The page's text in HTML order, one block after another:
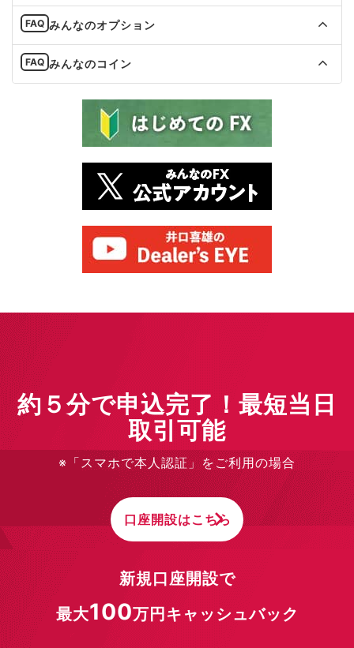
みんなのオプション
みんなのコイン
約５分で申込完了！最短当日
取引可能
※「スマホで本人認証」をご利用の場合
口座開設はこちら
新規口座開設で
最大100万円キャッシュバック